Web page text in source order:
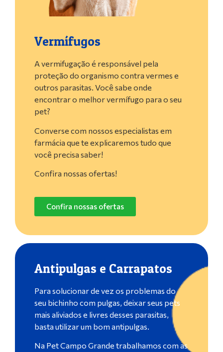
Vermífugos
A vermifugação é responsável pela
proteção do organismo contra vermes e
outros parasitas. Você sabe onde
encontrar o melhor vermífugo para o seu
pet?
Converse com nossos especialistas em
farmácia que te explicaremos tudo que
você precisa saber!
Confira nossas ofertas!
Confira nossas ofertas
Antipulgas e Carrapatos
Para solucionar de vez os problemas do
seu bichinho com pulgas, deixar seus pets
mais aliviados e livres desses parasitas,
basta utilizar um bom antipulgas.
Na Pet Campo Grande trabalhamos com as